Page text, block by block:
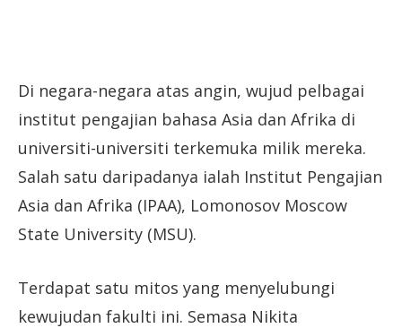
Di negara-negara atas angin, wujud pelbagai
institut pengajian bahasa Asia dan Afrika di
universiti-universiti terkemuka milik mereka.
Salah satu daripadanya ialah Institut Pengajian
Asia dan Afrika (IPAA), Lomonosov Moscow
State University (MSU).
Terdapat satu mitos yang menyelubungi
kewujudan fakulti ini. Semasa Nikita